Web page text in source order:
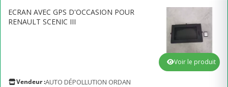
ECRAN AVEC GPS D'OCCASION POUR
RENAULT SCENIC III
Vendeur :AUTO DÉPOLLUTION ORDAN
Voir le produit